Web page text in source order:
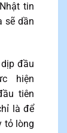
tin
sẽ dần
đầu
hiện
tiên
là để
tỏ lòng